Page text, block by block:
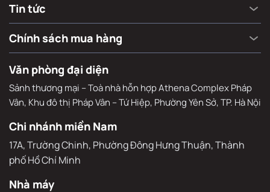
Tin tức
Chính sách mua hàng
Văn phòng đại diện
Sảnh thương mại – Toà nhà hỗn hợp Athena Complex Pháp
Vân, Khu đô thị Pháp Vân – Tứ Hiệp, Phường Yên Sở, TP. Hà Nội
Chi nhánh miền Nam
17A, Trường Chinh, Phường Đông Hưng Thuận, Thành
phố Hồ Chí Minh
Nhà máy